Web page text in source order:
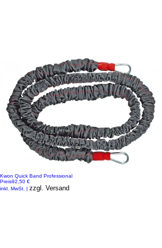
Kwon Quick Band Professional
Preis92,50 €
inkl. MwSt. | zzgl. Versand